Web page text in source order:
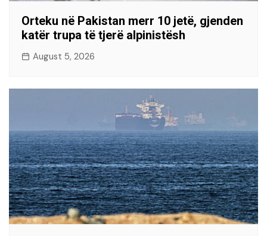
Orteku në Pakistan merr 10 jetë, gjenden
katër trupa të tjerë alpinistësh
August 5, 2026